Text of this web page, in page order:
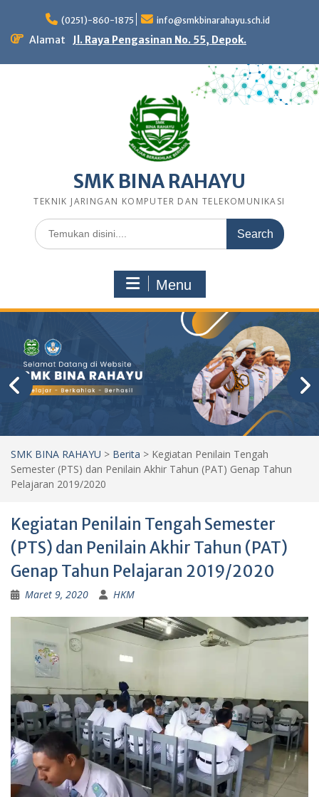
content
(0251)-860-1875 info@smkbinarahayu.sch.id
Alamat Jl. Raya Pengasinan No. 55, Depok.
SMK BINA RAHAYU
TEKNIK JARINGAN KOMPUTER DAN TELEKOMUNIKASI
Search
for:
Menu
SMK BINA RAHAYU > Berita > Kegiatan Penilain Tengah
Semester (PTS) dan Penilain Akhir Tahun (PAT) Genap Tahun
Pelajaran 2019/2020
Kegiatan Penilain Tengah Semester
(PTS) dan Penilain Akhir Tahun (PAT)
Genap Tahun Pelajaran 2019/2020
Maret 9, 2020 HKM